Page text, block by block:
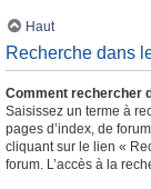
Haut
Recherche dans
Comment rechercher
Saisissez un terme à
pages d’index, de
cliquant sur le lien «
forum. L’accès à la